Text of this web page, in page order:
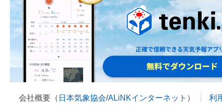
会社概要（ 日本気象協会/ALiNKインターネット ） 利